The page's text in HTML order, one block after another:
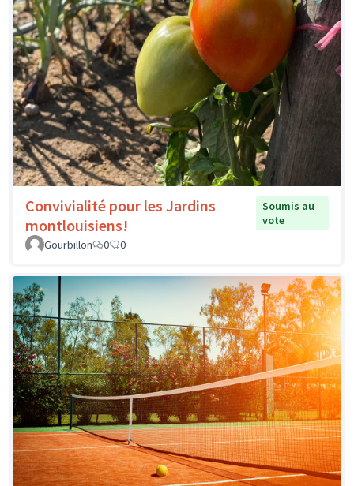
Convivialité pour les Jardins
montlouisiens!
Soumis au
vote
Gourbillon
0 0